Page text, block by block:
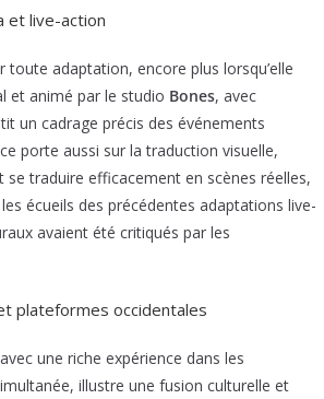
et live-action
adaptation, encore plus lorsqu’elle
et animé par le studio Bones, avec
un cadrage précis des événements
porte aussi sur la traduction visuelle,
traduire efficacement en scènes réelles,
écueils des précédentes adaptations live-
avaient été critiqués par les
plateformes occidentales
une riche expérience dans les
illustre une fusion culturelle et